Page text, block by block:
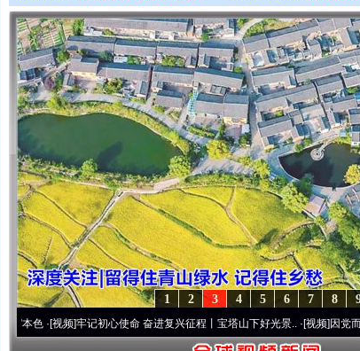
8
7
6
5
4
3
2
1
牢记初心使命 奋进复兴征程丨宝塔山下好光景.. ·[视频]因党而生 为党而战——